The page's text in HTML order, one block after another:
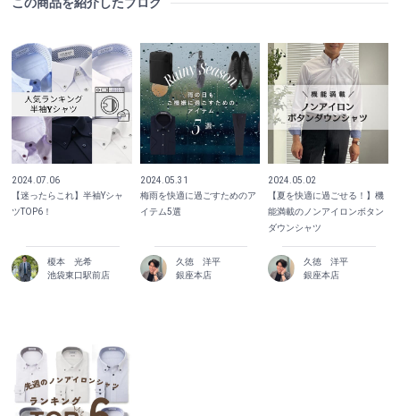
この商品を紹介したブログ
2024.07.06
【迷ったらこれ】半袖Yシャ
ツTOP6！
榎本 光希
池袋東口駅前店
2024.05.31
梅雨を快適に過ごすためのア
イテム5選
久徳 洋平
銀座本店
2024.05.02
【夏を快適に過ごせる！】機
能満載のノンアイロンボタン
ダウンシャツ
久徳 洋平
銀座本店